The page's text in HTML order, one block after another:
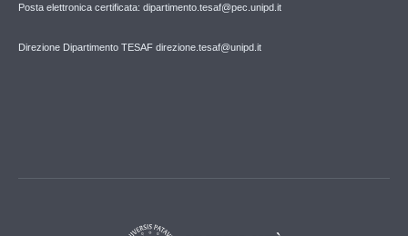
Posta elettronica certificata: dipartimento.tesaf@pec.unipd.it
Direzione Dipartimento TESAF direzione.tesaf@unipd.it